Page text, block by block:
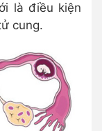
là điều kiện
cung.